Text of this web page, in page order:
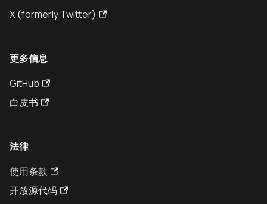
X (formerly Twitter)
更多信息
GitHub
白皮书
法律
使用条款
开放源代码